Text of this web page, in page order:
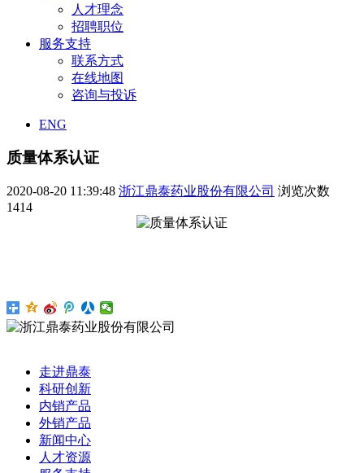
人才理念
招聘职位
服务支持
联系方式
在线地图
咨询与投诉
ENG
质量体系认证
2020-08-20 11:39:48 浙江鼎泰药业股份有限公司 浏览次数
1414
走进鼎泰
科研创新
内销产品
外销产品
新闻中心
人才资源